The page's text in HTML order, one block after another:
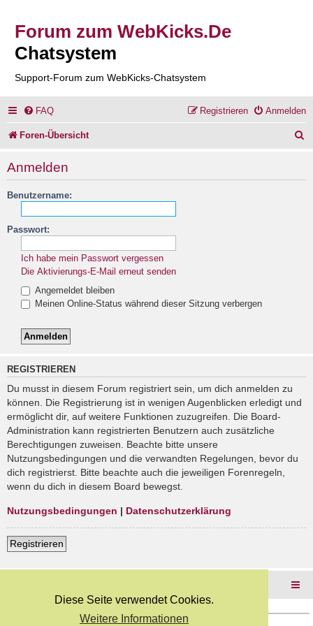
Diese Seite verwendet Cookies.
Weitere Informationen
Forum zum WebKicks.De
Chatsystem
Support-Forum zum WebKicks-Chatsystem
FAQ Anmelden
Registrieren
Foren-Übersicht
Anmelden
Benutzername:
Passwort:
Ich habe mein Passwort vergessen
Die Aktivierungs-E-Mail erneut senden
Angemeldet bleiben
Meinen Online-Status während dieser Sitzung verbergen
REGISTRIEREN
Du musst in diesem Forum registriert sein, um dich anmelden zu
können. Die Registrierung ist in wenigen Augenblicken erledigt und
ermöglicht dir, auf weitere Funktionen zuzugreifen. Die Board-
Administration kann registrierten Benutzern auch zusätzliche
Berechtigungen zuweisen. Beachte bitte unsere
Nutzungsbedingungen und die verwandten Regelungen, bevor du
dich registrierst. Bitte beachte auch die jeweiligen Forenregeln,
wenn du dich in diesem Board bewegst.
Nutzungsbedingungen | Datenschutzerklärung
Registrieren